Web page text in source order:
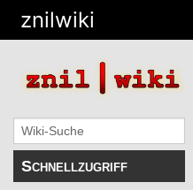
znilwiki
Schnellzugriff